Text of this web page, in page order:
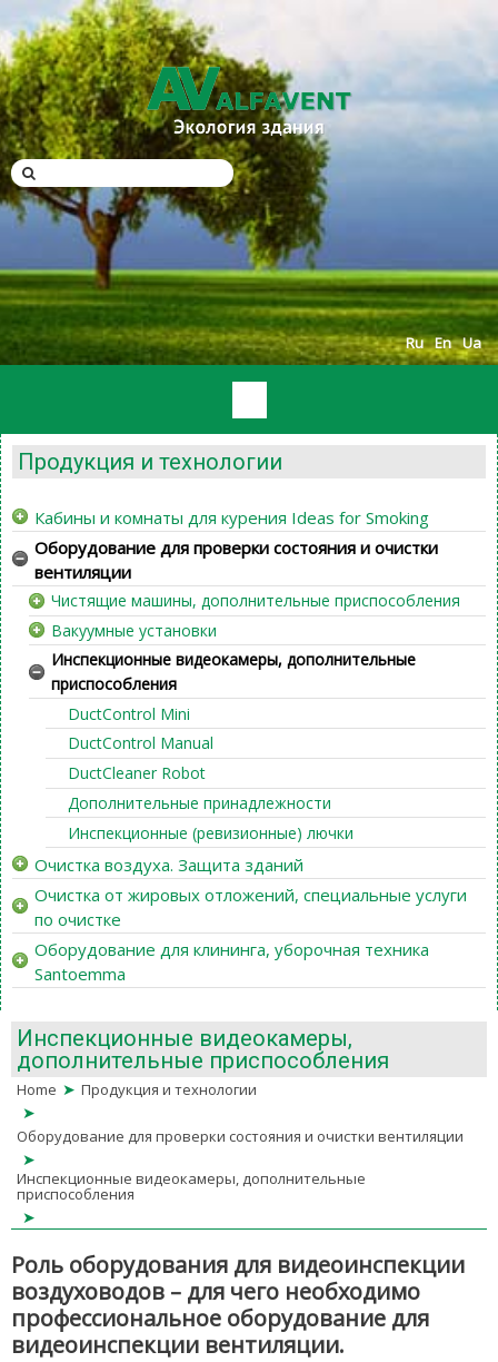
Ua
En
Ru
Продукция и технологии
Кабины и комнаты для курения Ideas for Smoking
Оборудование для проверки состояния и очистки
вентиляции
Чистящие машины, дополнительные приспособления
Вакуумные установки
Инспекционные видеокамеры, дополнительные
приспособления
DuctControl Mini
DuctControl Manual
DuctCleaner Robot
Дополнительные принадлежности
Инспекционные (ревизионные) лючки
Очистка воздуха. Защита зданий
Очистка от жировых отложений, специальные услуги
по очистке
Оборудование для клининга, уборочная техника
Santoemma
Инспекционные видеокамеры,
дополнительные приспособления
Home ➤ Продукция и технологии
➤
Оборудование для проверки состояния и очистки вентиляции
➤
Инспекционные видеокамеры, дополнительные
приспособления
➤
Роль оборудования для видеоинспекции
воздуховодов – для чего необходимо
профессиональное оборудование для
видеоинспекции вентиляции.